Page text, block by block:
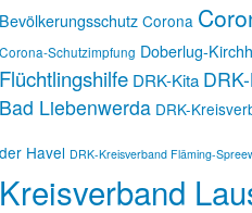
Bevölkerungsschutz Corona
Corona-Schutzimpfung Doberlug-
Flüchtlingshilfe DRK-Kita
Bad Liebenwerda DRK-
der Havel DRK-Kreisverband Fläming-
Kreisverband